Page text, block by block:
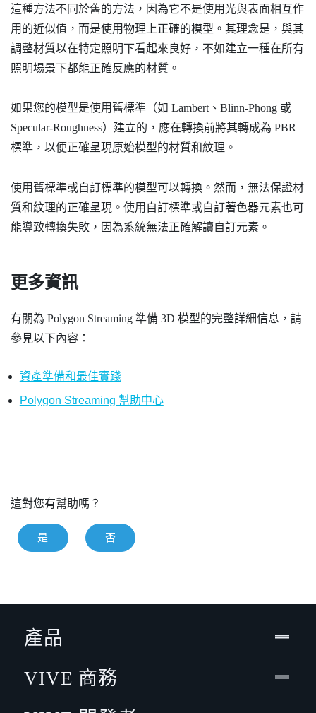
這種方法不同於舊的方法，因為它不是使用光與表面相互作
用的近似值，而是使用物理上正確的模型。其理念是，與其
調整材質以在特定照明下看起來良好，不如建立一種在所有
照明場景下都能正確反應的材質。
如果您的模型是使用舊標準（如 Lambert、Blinn-Phong 或
Specular-Roughness）建立的，應在轉換前將其轉成為 PBR
標準，以便正確呈現原始模型的材質和紋理。
使用舊標準或自訂標準的模型可以轉換。然而，無法保證材
質和紋理的正確呈現。使用自訂標準或自訂著色器元素也可
能導致轉換失敗，因為系統無法正確解讀自訂元素。
更多資訊
有關為 Polygon Streaming 準備 3D 模型的完整詳細信息，請
參見以下內容：
資產準備和最佳實踐
Polygon Streaming 幫助中心
這對您有幫助嗎？
是 否
產品
VIVE 商務